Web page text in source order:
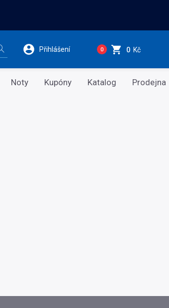
Přihlášení 0 0 Kč
Noty Kupóny Katalog Prodejna